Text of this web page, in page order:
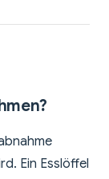
Ein Esslöffel